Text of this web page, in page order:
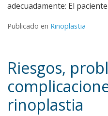
adecuadamente: El
Publicado en Rinoplastia
Riesgos,
rinoplastia